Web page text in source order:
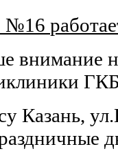
внимание
Казань,